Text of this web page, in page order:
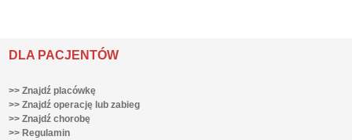
DLA PACJENTÓW
>> Znajdź placówkę
>> Znajdź operację lub zabieg
>> Znajdź chorobę
>> Regulamin